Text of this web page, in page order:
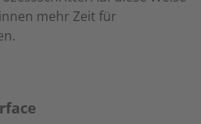
mehr Zeit für